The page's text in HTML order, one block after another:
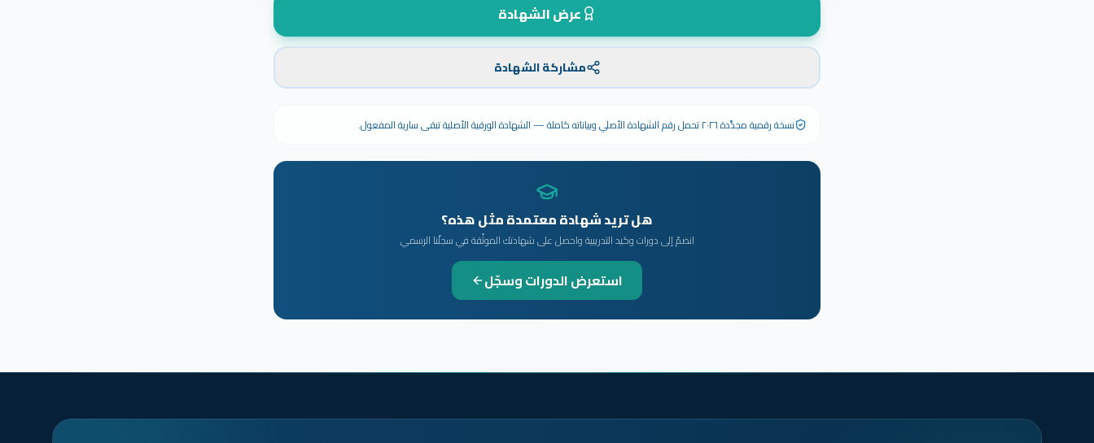
عرض الشهادة
مشاركة الشهادة
نسخة رقمية مجدَّدة ٢٠٢٦ تحمل رقم الشهادة الأصلي وبياناته كاملة — الشهادة الورقية الأصلية تبقى سارية المفعول.
هل تريد شهادة معتمدة مثل هذه؟
انضمّ إلى دورات وكيد التدريبية واحصل على شهادتك الموثّقة في سجلّنا الرسمي
استعرض الدورات وسجّل